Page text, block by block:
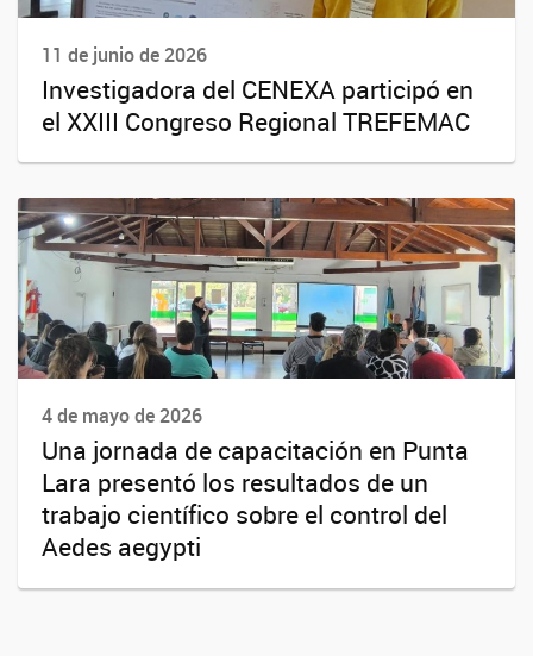
11 de junio de 2026
Investigadora del CENEXA participó en
el XXIII Congreso Regional TREFEMAC
4 de mayo de 2026
Una jornada de capacitación en Punta
Lara presentó los resultados de un
trabajo científico sobre el control del
Aedes aegypti